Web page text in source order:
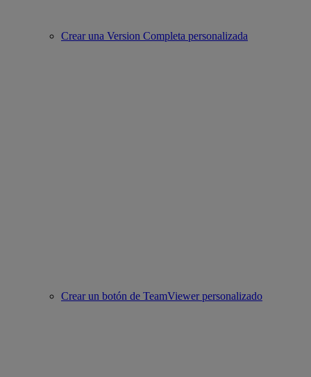
Crear una Version Completa personalizada
Crear un botón de TeamViewer personalizado